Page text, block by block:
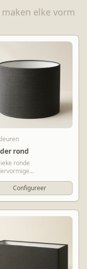
elke vorm
rond
ronde
Configureer